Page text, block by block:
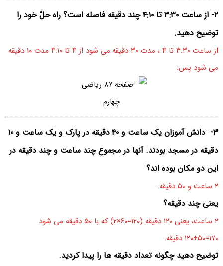
۲- از ساعت ۳:۳۰ تا ۴:۱۰ چند دقیقه فاصله است؟ راه حلّ خود را
توضیح دهید.
از ساعت ۳:۳۰ تا ۴ ، مدت ۳۰ دقیقه می شود از ۴ تا ۴:۱۰ مدت ۱۰ دقیقه
می شود پس:
۳-
دانش آموزان یک ساعت و ۴۰ دقیقه در پارک و یک ساعت و ۱۰
دقیقه در مسجد بودند. آنها در مجموع چند ساعت و چند دقیقه در
این دو مکان بوده اند؟
۲ ساعت و ۵۰ دقیقه.
یعنی چند دقیقه؟
۲ ساعت، یعنی ۱۲۰ دقیقه (۱۲۰=۶۰×۲) که با ۵۰ دقیقه می شود
۱۷۰=۵۰+۱۲۰ دقیقه.
توضیح دهید چگونه تعداد دقیقه ها را پیدا کردید.